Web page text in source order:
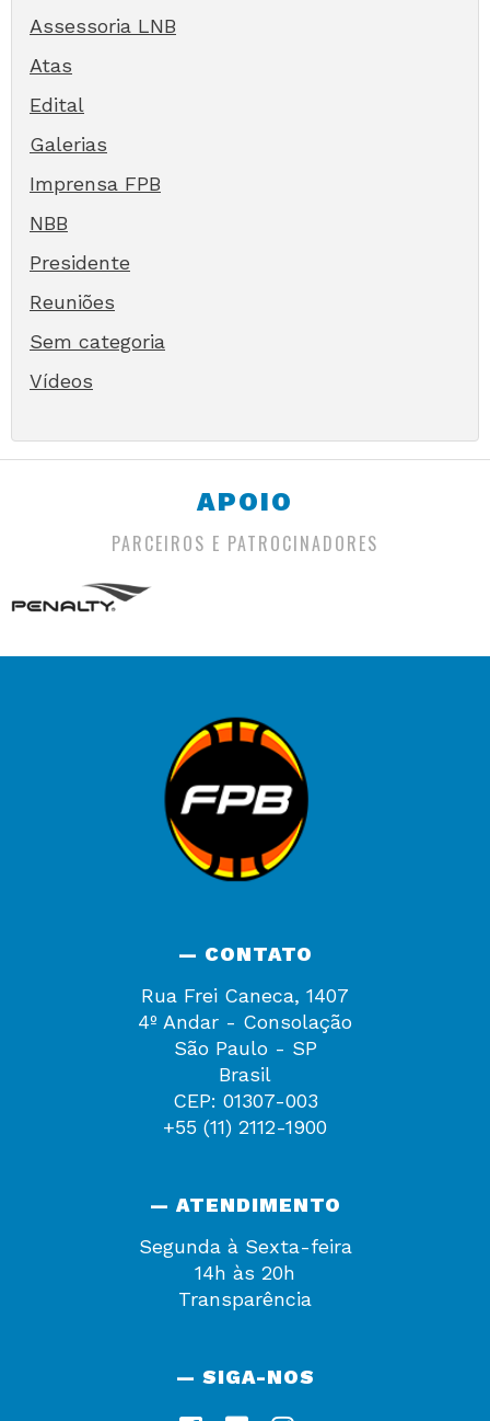
Assessoria LNB
Atas
Edital
Galerias
Imprensa FPB
NBB
Presidente
Reuniões
Sem categoria
Vídeos
APOIO
PARCEIROS E PATROCINADORES
— CONTATO
Rua Frei Caneca, 1407
4º Andar - Consolação
São Paulo - SP
Brasil
CEP: 01307-003
+55 (11) 2112-1900
— ATENDIMENTO
Segunda à Sexta-feira
14h às 20h
Transparência
— SIGA-NOS